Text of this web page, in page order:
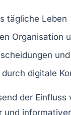
tägliche Leben
Organisation
durch digitale
der